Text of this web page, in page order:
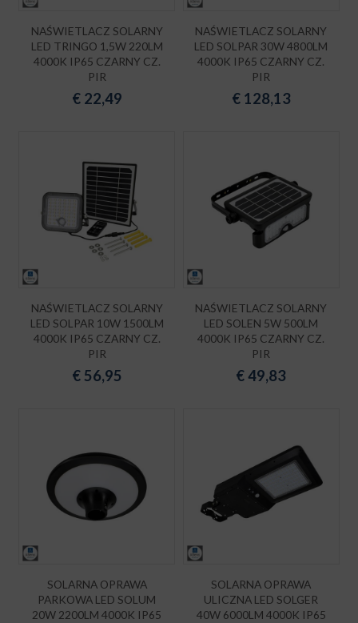
NAŚWIETLACZ SOLARNY
LED TRINGO 1,5W 220LM
4000K IP65 CZARNY CZ.
PIR
€ 22,49
NAŚWIETLACZ SOLARNY
LED SOLPAR 30W 4800LM
4000K IP65 CZARNY CZ.
PIR
€ 128,13
NAŚWIETLACZ SOLARNY
LED SOLPAR 10W 1500LM
4000K IP65 CZARNY CZ.
PIR
€56,95
NAŚWIETLACZ SOLARNY
LED SOLEN 5W 500LM
4000K IP65 CZARNY CZ.
PIR
€49,83
SOLARNA OPRAWA
PARKOWA LED SOLUM
20W 2200LM 4000K IP65
SOLARNA OPRAWA
ULICZNA LED SOLGER
40W 6000LM 4000K IP65